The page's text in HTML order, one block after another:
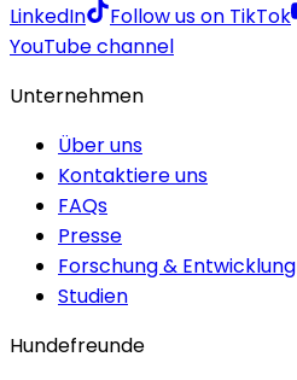
LinkedIn
Follow us on TikTok
YouTube channel
Unternehmen
Über uns
Kontaktiere uns
FAQs
Presse
Forschung & Entwicklung
Studien
Hundefreunde